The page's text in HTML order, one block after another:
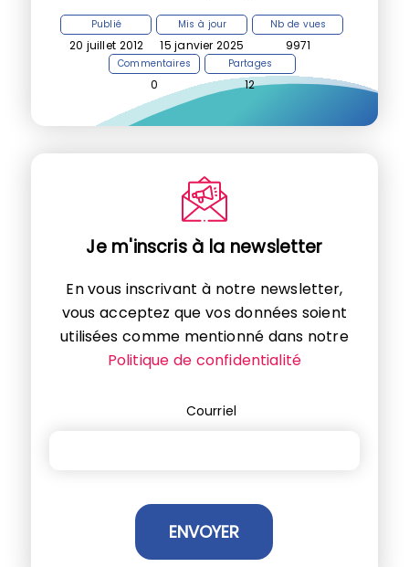
Publié
20 juillet 2012
Mis à jour
15 janvier 2025
Nb de vues
9971
Commentaires
0
Partages
12
Je m'inscris à la newsletter
En vous inscrivant à notre newsletter,
vous acceptez que vos données soient
utilisées comme mentionné dans notre
Politique de confidentialité
Courriel